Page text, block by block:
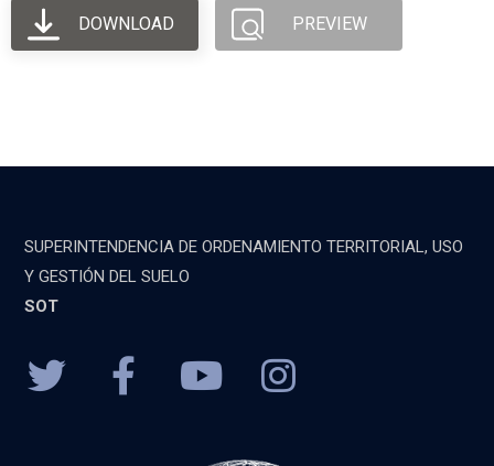
DOWNLOAD PREVIEW
SUPERINTENDENCIA DE ORDENAMIENTO TERRITORIAL, USO
Y GESTIÓN DEL SUELO
SOT